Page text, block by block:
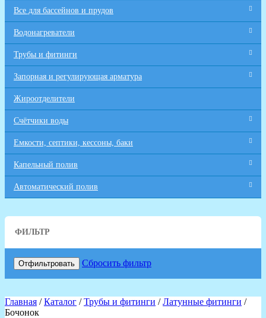
Все для бaссейнов и прудов
Водонагреватели
Трубы и фитинги
Запорная и регулирующая арматура
Жироотделители
Счётчики воды
Емкости, септики, кессоны, баки
Капельный полив
Автоматический полив
ФИЛЬТР
Отфильтровать Сбросить фильтр
Главная /Каталог /Трубы и фитинги /Латунные фитинги /
Бочонок